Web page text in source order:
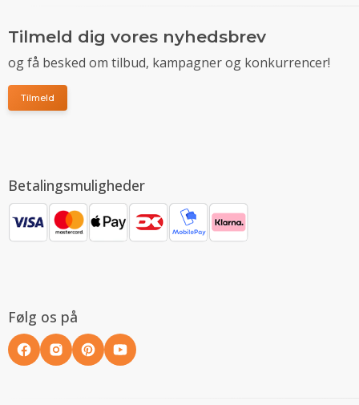
Tilmeld dig vores nyhedsbrev
og få besked om tilbud, kampagner og konkurrencer!
Tilmeld
Betalingsmuligheder
Følg os på